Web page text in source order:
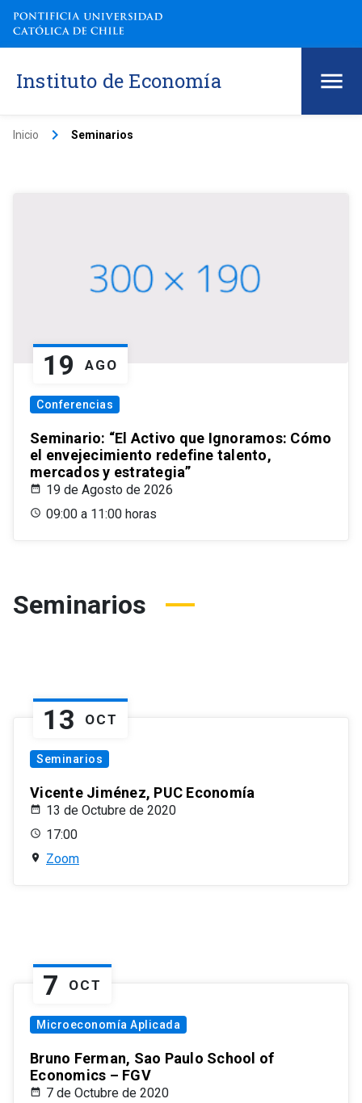
Instituto de Economía
Inicio keyboard_arrow_right Seminarios
19 AGO
Conferencias
Seminario: “El Activo que Ignoramos: Cómo
el envejecimiento redefine talento,
mercados y estrategia”
19 de Agosto de 2026
09:00 a 11:00 horas
Seminarios
13 OCT
Seminarios
Vicente Jiménez, PUC Economía
13 de Octubre de 2020
17:00
Zoom
7 OCT
Microeconomía Aplicada
Bruno Ferman, Sao Paulo School of
Economics – FGV
7 de Octubre de 2020